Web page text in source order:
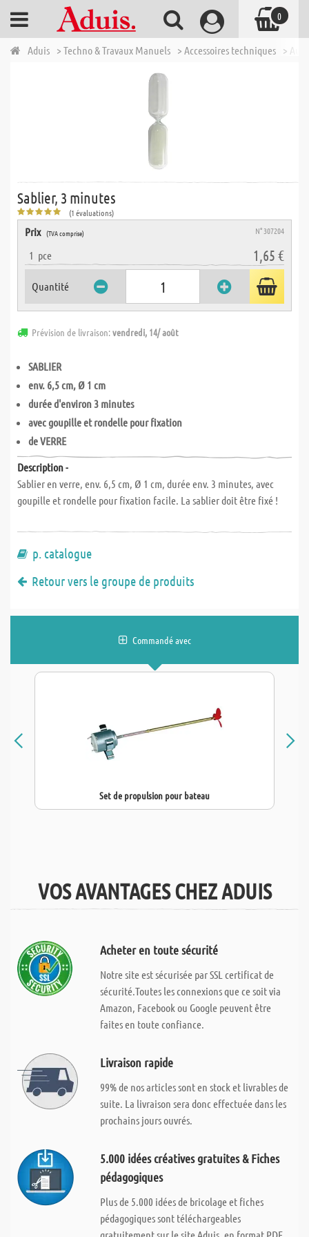
Aduis > Techno & Travaux Manuels > Accessoires techniques >
Sablier, 3 minutes
(1 évaluations)
Prix (TVA comprise) N° 307204
1 pce 1,65 €
Quantité
Prévision de livraison:vendredi, 14/ août
SABLIER
env. 6,5 cm, Ø 1 cm
durée d'environ 3 minutes
avec goupille et rondelle pour fixation
de VERRE
Description -
Sablier en verre, env. 6,5 cm, Ø 1 cm, durée env. 3 minutes, avec
goupille et rondelle pour fixation facile. La sablier doit être fixé !
p. catalogue
Retour vers le groupe de produits
Commandé avec
Set de propulsion pour bateau
VOS AVANTAGES CHEZ ADUIS
Acheter en toute sécurité
Notre site est sécurisée par SSL certificat de
sécurité.Toutes les connexions que ce soit via
Amazon, Facebook ou Google peuvent être
faites en toute confiance.
Livraison rapide
99% de nos articles sont en stock et livrables de
suite. La livraison sera donc effectuée dans les
prochains jours ouvrés.
5.000 idées créatives gratuites & Fiches
pédagogiques
Plus de 5.000 idées de bricolage et fiches
pédagogiques sont téléchargeables
0